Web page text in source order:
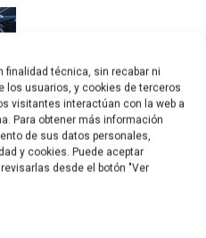
finalidad técnica, sin recabar ni
los usuarios, y cookies de terceros
visitantes interactúan con la web a
Para obtener más información
de sus datos personales,
y cookies. Puede aceptar
desde el botón "Ver
América